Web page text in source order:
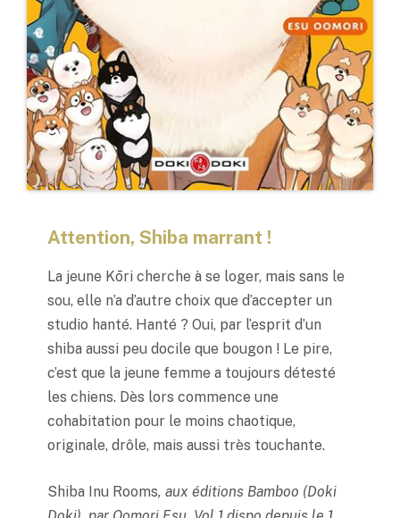
Attention, Shiba marrant !
La jeune Kōri cherche à se loger, mais sans le
sou, elle n’a d’autre choix que d’accepter un
studio hanté. Hanté ? Oui, par l’esprit d’un
shiba aussi peu docile que bougon ! Le pire,
c’est que la jeune femme a toujours détesté
les chiens. Dès lors commence une
cohabitation pour le moins chaotique,
originale, drôle, mais aussi très touchante.
Shiba Inu Rooms, aux éditions Bamboo (Doki